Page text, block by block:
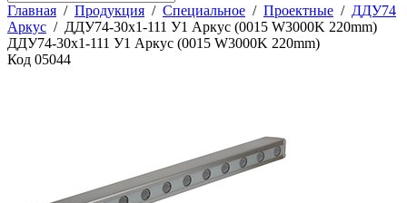
Главная / Продукция / Специальное / Проектные / ДДУ74
Аркус / ДДУ74-30х1-111 У1 Аркус (0015 W3000K 220mm)
ДДУ74-30х1-111 У1 Аркус (0015 W3000K 220mm)
Код 05044